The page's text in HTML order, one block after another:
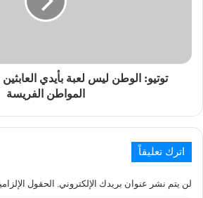
توتيو: الوطن ليس لعبة بأيدي
المواطن الفريسة
اترك تعليقاً
لن يتم نشر عنوان بريدك الإلكتروني. الحقول